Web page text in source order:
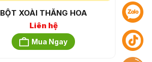
BỘT XOÀI THĂNG HOA
Liên hệ
Mua Ngay